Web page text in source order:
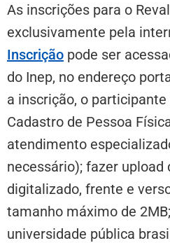
As inscrições para o
exclusivamente pela
Inscrição pode ser
do Inep, no endereço
a inscrição, o
Cadastro de Pessoa
atendimento
necessário); fazer upload
digitalizado, frente e
tamanho máximo de
universidade pública